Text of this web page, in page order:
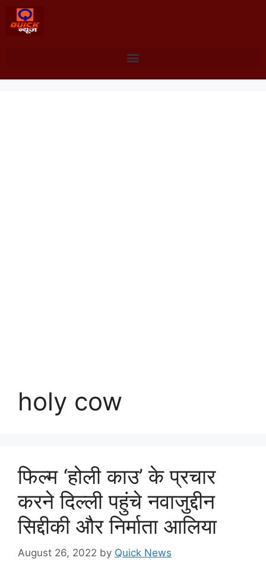
holy cow
फिल्म ‘होली काउ’ के प्रचार
करने दिल्ली पहुंचे नवाजुद्दीन
सिद्दीकी और निर्माता आलिया
August 26, 2022 by Quick News